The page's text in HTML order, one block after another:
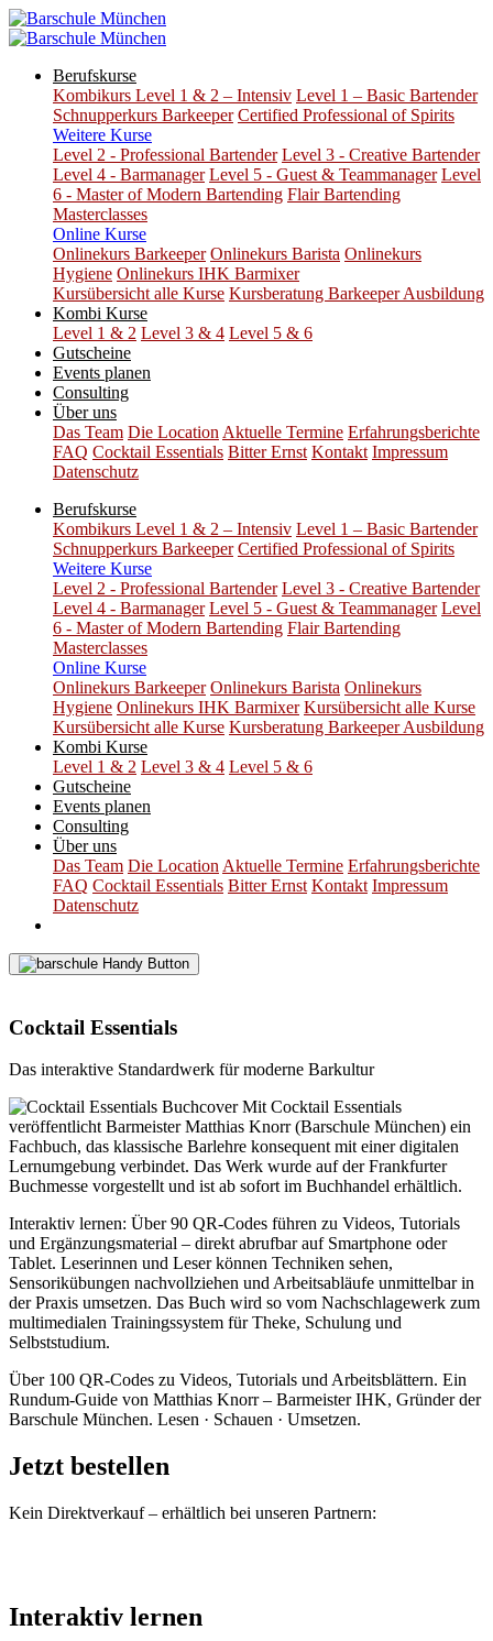
Berufskurse
Kombikurs Level 1 & 2 – Intensiv Level 1 – Basic Bartender
Schnupperkurs Barkeeper Certified Professional of Spirits
Weitere Kurse
Level 2 - Professional Bartender Level 3 - Creative Bartender
Level 4 - Barmanager Level 5 - Guest & Teammanager Level
6 - Master of Modern Bartending Flair Bartending
Masterclasses
Online Kurse
Onlinekurs Barkeeper Onlinekurs Barista Onlinekurs
Hygiene Onlinekurs IHK Barmixer
Kursübersicht alle Kurse Kursberatung Barkeeper Ausbildung
Kombi Kurse
Level 1 & 2 Level 3 & 4 Level 5 & 6
Gutscheine
Events planen
Consulting
Über uns
Das Team Die Location Aktuelle Termine Erfahrungsberichte
FAQ Cocktail Essentials Bitter Ernst Kontakt Impressum
Datenschutz
Berufskurse
Kombikurs Level 1 & 2 – Intensiv Level 1 – Basic Bartender
Schnupperkurs Barkeeper Certified Professional of Spirits
Weitere Kurse
Level 2 - Professional Bartender Level 3 - Creative Bartender
Level 4 - Barmanager Level 5 - Guest & Teammanager Level
6 - Master of Modern Bartending Flair Bartending
Masterclasses
Online Kurse
Onlinekurs Barkeeper Onlinekurs Barista Onlinekurs
Hygiene Onlinekurs IHK Barmixer Kursübersicht alle Kurse
Kursübersicht alle Kurse Kursberatung Barkeeper Ausbildung
Kombi Kurse
Level 1 & 2 Level 3 & 4 Level 5 & 6
Gutscheine
Events planen
Consulting
Über uns
Das Team Die Location Aktuelle Termine Erfahrungsberichte
FAQ Cocktail Essentials Bitter Ernst Kontakt Impressum
Datenschutz
Cocktail Essentials
Das interaktive Standardwerk für moderne Barkultur
Mit Cocktail Essentials
veröffentlicht Barmeister Matthias Knorr (Barschule München) ein
Fachbuch, das klassische Barlehre konsequent mit einer digitalen
Lernumgebung verbindet. Das Werk wurde auf der Frankfurter
Buchmesse vorgestellt und ist ab sofort im Buchhandel erhältlich.
Interaktiv lernen: Über 90 QR-Codes führen zu Videos, Tutorials
und Ergänzungsmaterial – direkt abrufbar auf Smartphone oder
Tablet. Leserinnen und Leser können Techniken sehen,
Sensorikübungen nachvollziehen und Arbeitsabläufe unmittelbar in
der Praxis umsetzen. Das Buch wird so vom Nachschlagewerk zum
multimedialen Trainingssystem für Theke, Schulung und
Selbststudium.
Über 100 QR-Codes zu Videos, Tutorials und Arbeitsblättern. Ein
Rundum-Guide von Matthias Knorr – Barmeister IHK, Gründer der
Barschule München. Lesen · Schauen · Umsetzen.
Jetzt bestellen
Kein Direktverkauf – erhältlich bei unseren Partnern:
Interaktiv lernen